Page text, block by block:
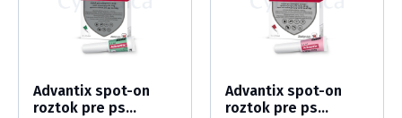
Advantix spot-on
roztok pre ps...
Advantix spot-on
roztok pre ps...